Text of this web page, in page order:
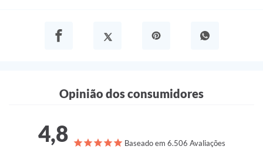
Opinião dos consumidores
4,8 Baseado em 6.506 Avaliações